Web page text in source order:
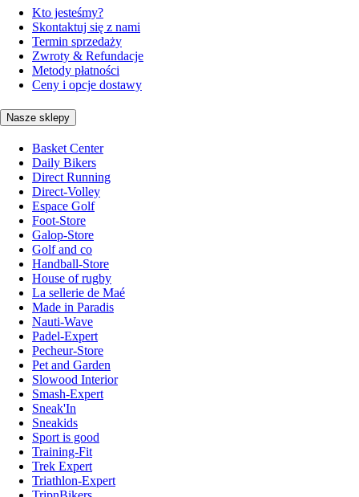
Kto jesteśmy?
Skontaktuj się z nami
Termin sprzedaży
Zwroty & Refundacje
Metody płatności
Ceny i opcje dostawy
Nasze sklepy
Basket Center
Daily Bikers
Direct Running
Direct-Volley
Espace Golf
Foot-Store
Galop-Store
Golf and co
Handball-Store
House of rugby
La sellerie de Maé
Made in Paradis
Nauti-Wave
Padel-Expert
Pecheur-Store
Pet and Garden
Slowood Interior
Smash-Expert
Sneak'In
Sneakids
Sport is good
Training-Fit
Trek Expert
Triathlon-Expert